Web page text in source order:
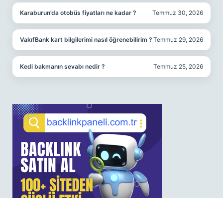
Karaburun’da otobüs fiyatları ne kadar ? Temmuz 30, 2026
VakıfBank kart bilgilerimi nasıl öğrenebilirim ? Temmuz 29, 2026
Kedi bakmanın sevabı nedir ? Temmuz 25, 2026